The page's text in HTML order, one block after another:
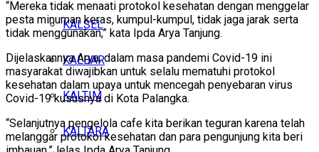
KALSEL
KALBAR
KALTIM
KALTARA
“Mereka tidak menaati protokol kesehatan dengan menggelar
pesta minuman keras, kumpul-kumpul, tidak jaga jarak serta
tidak menggunakan,” kata Ipda Arya Tanjung.
Dijelaskannya Arya, dalam masa pandemi Covid-19 ini
masyarakat diwajibkan untuk selalu mematuhi protokol
kesehatan dalam upaya untuk mencegah penyebaran virus
Covid-19 kususnya di Kota Palangka.
“Selanjutnya pengelola cafe kita berikan teguran karena telah
melanggar protokol kesehatan dan para pengunjung kita beri